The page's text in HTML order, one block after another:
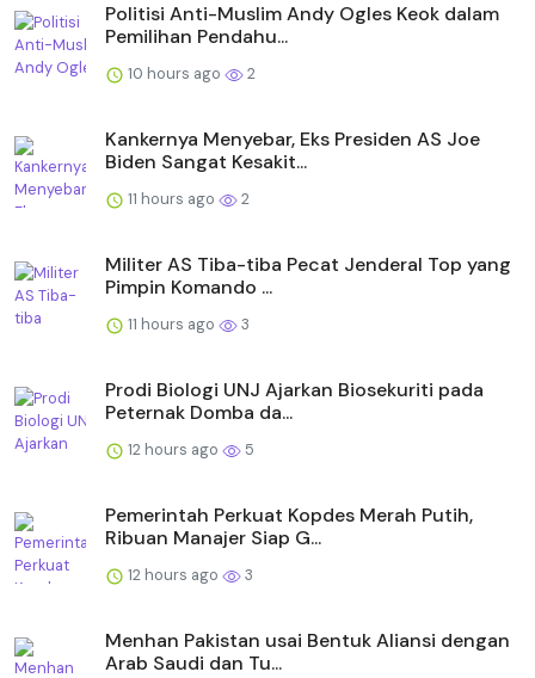
Politisi Anti-Muslim Andy Ogles Keok dalam
Pemilihan Pendahu...
10 hours ago 2
Kankernya Menyebar, Eks Presiden AS Joe
Biden Sangat Kesakit...
11 hours ago 2
Militer AS Tiba-tiba Pecat Jenderal Top yang
Pimpin Komando ...
11 hours ago 3
Prodi Biologi UNJ Ajarkan Biosekuriti pada
Peternak Domba da...
12 hours ago 5
Pemerintah Perkuat Kopdes Merah Putih,
Ribuan Manajer Siap G...
12 hours ago 3
Menhan Pakistan usai Bentuk Aliansi dengan
Arab Saudi dan Tu...